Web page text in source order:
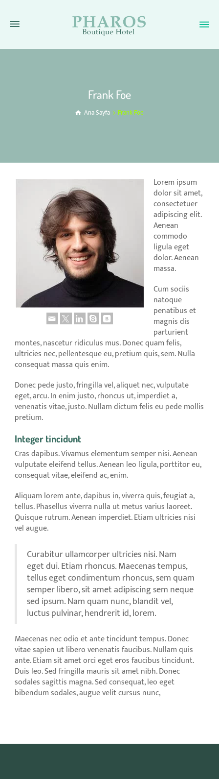
Frank Foe
Ana Sayfa Frank Foe
Lorem ipsum
dolor sit amet,
consectetuer
adipiscing elit.
Aenean
commodo
ligula eget
dolor. Aenean
massa.
Cum sociis
natoque
penatibus et
magnis dis
parturient
montes, nascetur ridiculus mus. Donec quam felis,
ultricies nec, pellentesque eu, pretium quis, sem. Nulla
consequat massa quis enim.
Donec pede justo, fringilla vel, aliquet nec, vulputate
eget, arcu. In enim justo, rhoncus ut, imperdiet a,
venenatis vitae, justo. Nullam dictum felis eu pede mollis
pretium.
Integer tincidunt
Cras dapibus. Vivamus elementum semper nisi. Aenean
vulputate eleifend tellus. Aenean leo ligula, porttitor eu,
consequat vitae, eleifend ac, enim.
Aliquam lorem ante, dapibus in, viverra quis, feugiat a,
tellus. Phasellus viverra nulla ut metus varius laoreet.
Quisque rutrum. Aenean imperdiet. Etiam ultricies nisi
vel augue.
Curabitur ullamcorper ultricies nisi. Nam
eget dui. Etiam rhoncus. Maecenas tempus,
tellus eget condimentum rhoncus, sem quam
semper libero, sit amet adipiscing sem neque
sed ipsum. Nam quam nunc, blandit vel,
luctus pulvinar, hendrerit id, lorem.
Maecenas nec odio et ante tincidunt tempus. Donec
vitae sapien ut libero venenatis faucibus. Nullam quis
ante. Etiam sit amet orci eget eros faucibus tincidunt.
Duis leo. Sed fringilla mauris sit amet nibh. Donec
sodales sagittis magna. Sed consequat, leo eget
bibendum sodales, augue velit cursus nunc,